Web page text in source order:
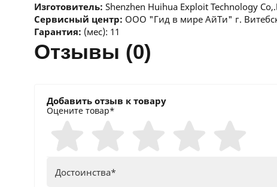
Изготовитель: Shenzhen Huihua Exploit Technology
Сервисный центр: ООО "Гид в мире АйТи" г. Витебск
Гарантия: (мес): 11
отзывы (0)
Добавить отзыв к товару
Оцените товар*